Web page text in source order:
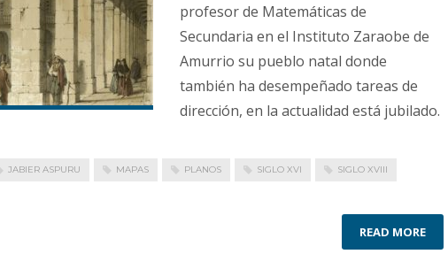
profesor de Matemáticas de
Secundaria en el Instituto Zaraobe de
Amurrio su pueblo natal donde
también ha desempeñado tareas de
dirección, en la actualidad está jubilado.
JABIER ASPURU MAPAS PLANOS SIGLO XVI SIGLO XVIII
READ MORE